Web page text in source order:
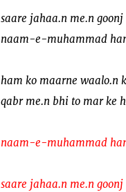
saare jahaa.n me.n
naam-e-muhammad
ham ko maarne waalo.n
qabr me.n bhi to mar ke
naam-e-muhammad
saare jahaa.n me.n